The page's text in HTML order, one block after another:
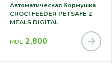
Автоматическая Кормушка
CROCI FEEDER PETSAFE 2
MEALS DIGITAL
MDL 2,800